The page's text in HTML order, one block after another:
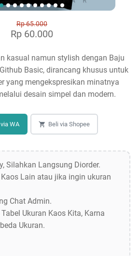
Rp 65.000
Rp 60.000
kasual namun stylish dengan Baju
Basic, dirancang khusus untuk
yang mengekspresikan minatnya
desain simpel dan modern.
WA Beli via Shopee
Silahkan Langsung Diorder.
Lain atau jika ingin ukuran
Chat Admin.
Ukuran Kaos Kita, Karna
Ukuran.